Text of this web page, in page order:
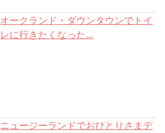
オークランド・ダウンタウンでトイ
レに行きたくなった...
ニュージーランドでおひとりさまデ